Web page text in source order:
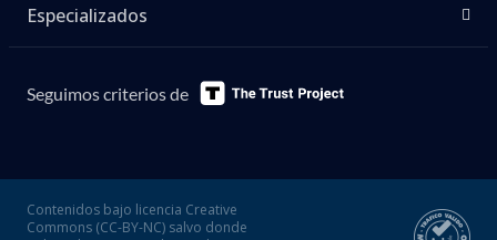
Especializados
Seguimos criterios de
Contenidos bajo licencia Creative
Commons (CC-BY-NC) salvo donde